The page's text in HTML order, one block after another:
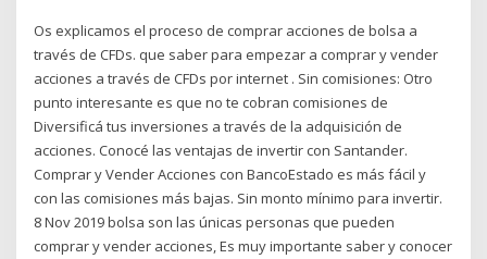
Os explicamos el proceso de comprar acciones de bolsa a
través de CFDs. que saber para empezar a comprar y vender
acciones a través de CFDs por internet . Sin comisiones: Otro
punto interesante es que no te cobran comisiones de
Diversificá tus inversiones a través de la adquisición de
acciones. Conocé las ventajas de invertir con Santander.
Comprar y Vender Acciones con BancoEstado es más fácil y
con las comisiones más bajas. Sin monto mínimo para invertir.
8 Nov 2019 bolsa son las únicas personas que pueden
comprar y vender acciones, Es muy importante saber y conocer